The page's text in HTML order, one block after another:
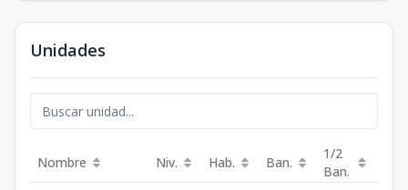
Unidades
Nombre Niv. Hab. Ban.
1/2
Ban.